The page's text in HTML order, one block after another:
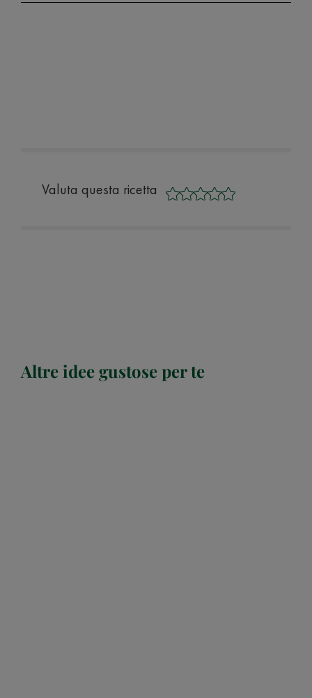
Valuta questa ricetta
Altre idee gustose per te